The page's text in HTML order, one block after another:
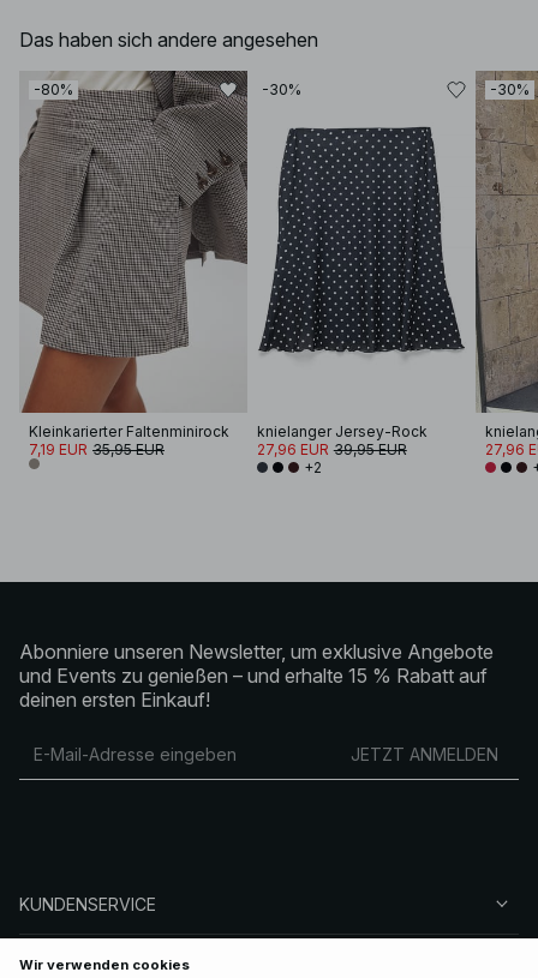
Das haben sich andere angesehen
-80%
Kleinkarierter Faltenminirock
7,19 EUR 35,95 EUR
-30%
knielanger Jersey-Rock
27,96 EUR 39,95 EUR
+2
-30%
27,96
Abonniere unseren Newsletter, um exklusive Angebote
und Events zu genießen – und erhalte 15 % Rabatt auf
deinen ersten Einkauf!
JETZT ANMELDEN
KUNDENSERVICE
ÜBER NA-KD